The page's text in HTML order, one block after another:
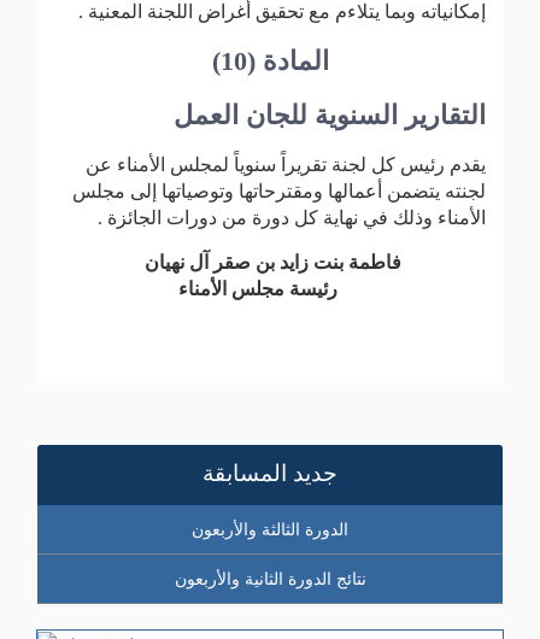
إمكانياته وبما يتلاءم مع تحقيق أغراض اللجنة المعنية .
المادة (10)
التقارير السنوية للجان العمل
يقدم رئيس كل لجنة تقريراً سنوياً لمجلس الأمناء عن
لجنته يتضمن أعمالها ومقترحاتها وتوصياتها إلى مجلس
الأمناء وذلك في نهاية كل دورة من دورات الجائزة .
فاطمة بنت زايد بن صقر آل نهيان
رئيسة مجلس الأمناء
جديد المسابقة
الدورة الثالثة والأربعون
نتائج الدورة الثانية والأربعون